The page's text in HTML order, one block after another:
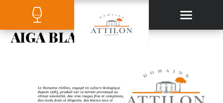
AIGA BLANC 2024